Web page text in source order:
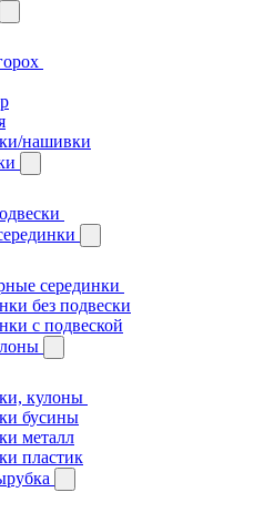
нашивки
серединки
без подвески
с подвеской
кулоны
бусины
металл
пластик